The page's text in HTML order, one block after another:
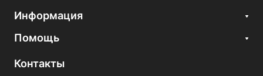
Информация
Помощь
Контакты